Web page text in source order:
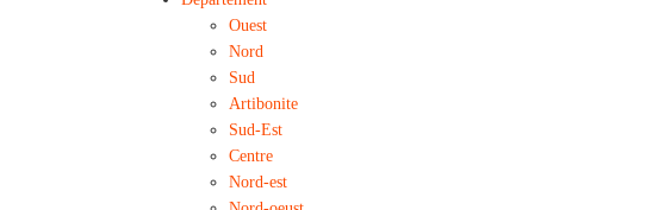
Ouest
Nord
Sud
Artibonite
Sud-Est
Centre
Nord-est